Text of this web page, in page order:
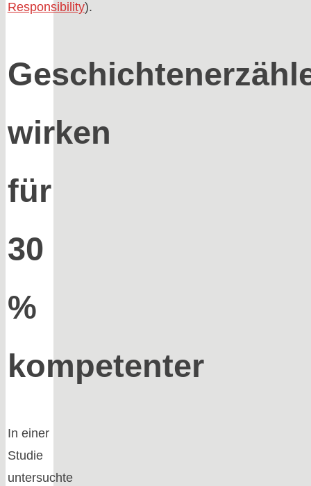
Responsibility).
wirken
für
30
%
kompetenter
In einer
Studie
untersuchte